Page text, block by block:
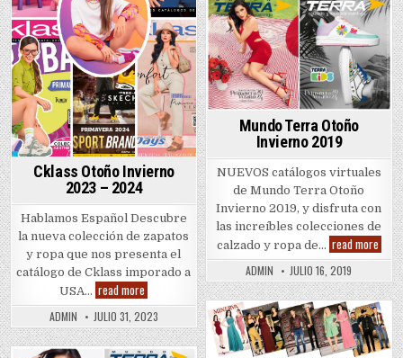
Cklass Otoño Invierno
2023 – 2024
Hablamos Español Descubre
la nueva colección de zapatos
y ropa que nos presenta el
catálogo de Cklass imporado a
USA… read more
Otoño
Invierno
2023
–
2024
ADMIN JULIO 31, 2023
Mundo Terra Otoño
Invierno 2019
NUEVOS catálogos virtuales
de Mundo Terra Otoño
Invierno 2019, y disfruta con
las increíbles colecciones de
calzado y ropa de… read more
Terra
Otoño
2019
ADMIN JULIO 16, 2019
Posted
in